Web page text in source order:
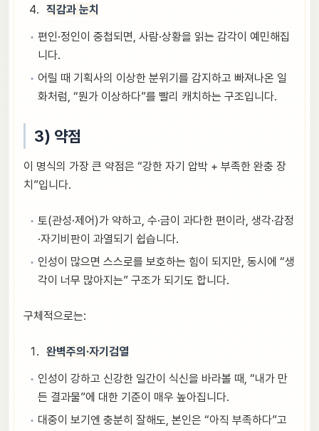
직감과 눈치
편인·정인이 중첩되면, 사람·상황을 읽는 감각이 예민해집
니다.
어릴 때 기획사의 이상한 분위기를 감지하고 빠져나온 일
화처럼, “뭔가 이상하다”를 빨리 캐치하는 구조입니다.
3) 약점
이 명식의 가장 큰 약점은 “강한 자기 압박 + 부족한 완충 장
치”입니다.
토(관성·제어)가 약하고, 수·금이 과다한 편이라, 생각·감정
·자기비판이 과열되기 쉽습니다.
인성이 많으면 스스로를 보호하는 힘이 되지만, 동시에 “생
각이 너무 많아지는” 구조가 되기도 합니다.
구체적으로는:
완벽주의·자기검열
인성이 강하고 신강한 일간이 식신을 바라볼 때, “내가 만
든 결과물”에 대한 기준이 매우 높아집니다.
대중이 보기엔 충분히 잘해도, 본인은 “아직 부족하다”고